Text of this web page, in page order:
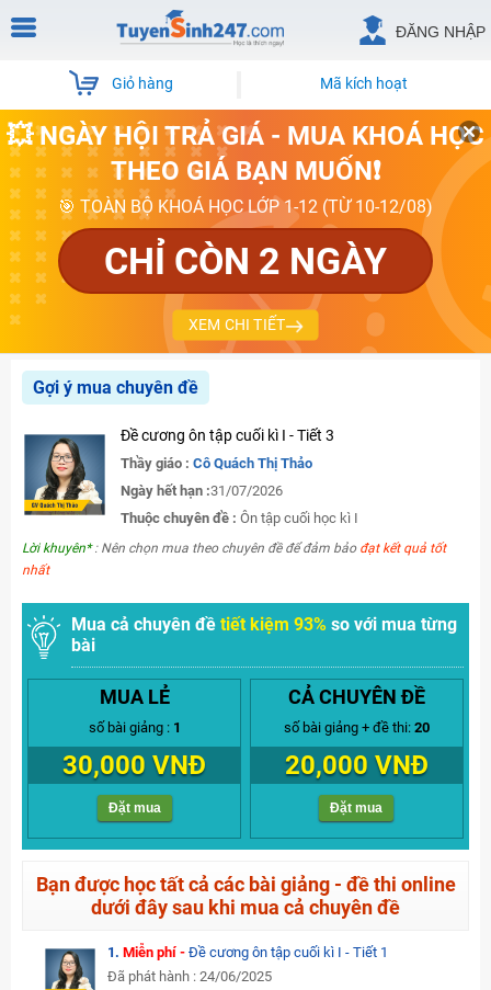
ĐĂNG NHẬP
Giỏ hàng Mã kích hoạt
💥 NGÀY HỘI TRẢ GIÁ - MUA KHOÁ HỌC
THEO GIÁ BẠN MUỐN❗
🎯 TOÀN BỘ KHOÁ HỌC LỚP 1-12 (TỪ 10-12/08)
CHỈ CÒN 2 NGÀY
XEM CHI TIẾT
Gợi ý mua chuyên đề
Đề cương ôn tập cuối kì I - Tiết 3
Thầy giáo : Cô Quách Thị Thảo
Ngày hết hạn :31/07/2026
Thuộc chuyên đề : Ôn tập cuối học kì I
Lời khuyên*: Nên chọn mua theo chuyên đề để đảm bảo đạt kết quả tốt
nhất
Mua cả chuyên đề tiết kiệm 93% so với mua từng
bài
MUA LẺ
số bài giảng : 1
30,000 VNĐ
Đặt mua
CẢ CHUYÊN ĐỀ
số bài giảng + đề thi: 20
20,000 VNĐ
Đặt mua
Bạn được học tất cả các bài giảng - đề thi online
dưới đây sau khi mua cả chuyên đề
1. Miễn phí - Đề cương ôn tập cuối kì I - Tiết 1
Đã phát hành : 24/06/2025